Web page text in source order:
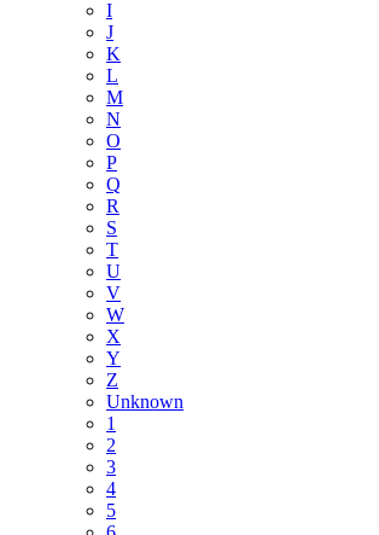
I
J
K
L
M
N
O
P
Q
R
S
T
U
V
W
X
Y
Z
Unknown
1
2
3
4
5